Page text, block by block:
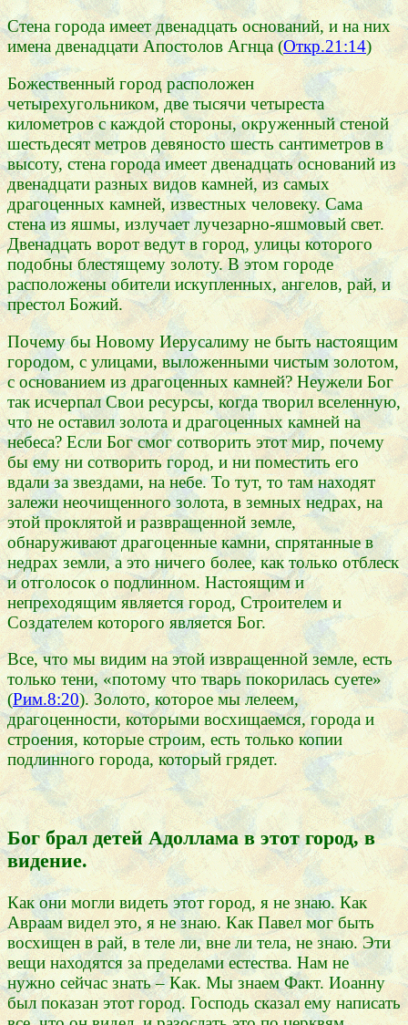
Стена города имеет двенадцать оснований, и на них
имена двенадцати Апостолов Агнца (Откр.21:14)
Божественный город расположен
четырехугольником, две тысячи четыреста
километров с каждой стороны, окруженный стеной
шестьдесят метров девяносто шесть сантиметров в
высоту, стена города имеет двенадцать оснований из
двенадцати разных видов камней, из самых
драгоценных камней, известных человеку. Сама
стена из яшмы, излучает лучезарно-яшмовый свет.
Двенадцать ворот ведут в город, улицы которого
подобны блестящему золоту. В этом городе
расположены обители искупленных, ангелов, рай, и
престол Божий.
Почему бы Новому Иерусалиму не быть настоящим
городом, с улицами, выложенными чистым золотом,
с основанием из драгоценных камней? Неужели Бог
так исчерпал Свои ресурсы, когда творил вселенную,
что не оставил золота и драгоценных камней на
небеса? Если Бог смог сотворить этот мир, почему
бы ему ни сотворить город, и ни поместить его
вдали за звездами, на небе. То тут, то там находят
залежи неочищенного золота, в земных недрах, на
этой проклятой и развращенной земле,
обнаруживают драгоценные камни, спрятанные в
недрах земли, а это ничего более, как только отблеск
и отголосок о подлинном. Настоящим и
непреходящим является город, Строителем и
Создателем которого является Бог.
Все, что мы видим на этой извращенной земле, есть
только тени, «потому что тварь покорилась суете»
(Рим.8:20). Золото, которое мы лелеем,
драгоценности, которыми восхищаемся, города и
строения, которые строим, есть только копии
подлинного города, который грядет.
Бог брал детей Адоллама в этот город, в
видение.
Как они могли видеть этот город, я не знаю. Как
Авраам видел это, я не знаю. Как Павел мог быть
восхищен в рай, в теле ли, вне ли тела, не знаю. Эти
вещи находятся за пределами естества. Нам не
нужно сейчас знать – Как. Мы знаем Факт. Иоанну
был показан этот город. Господь сказал ему написать